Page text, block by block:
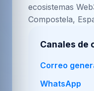
ecosistemas
Compostela,
Canales de
Correo
WhatsApp